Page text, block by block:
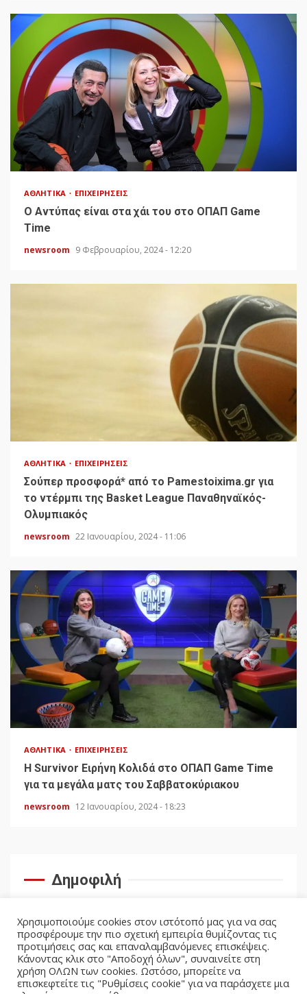
ΑΘΛΗΤΙΚΆ ΕΠΙΧΕΙΡΉΣΕΙΣ
Ο Αντύπας είναι στα χάι του στο ΟΠΑΠ Game
Time
newsroom 9 Φεβρουαρίου, 2024 - 12:20
ΑΘΛΗΤΙΚΆ ΕΠΙΧΕΙΡΉΣΕΙΣ
Σούπερ προσφορά* από το Pamestoixima.gr για
το ντέρμπι της Basket League Παναθηναϊκός-
Ολυμπιακός
newsroom 22 Ιανουαρίου, 2024 - 11:06
ΑΘΛΗΤΙΚΆ ΕΠΙΧΕΙΡΉΣΕΙΣ
Η Survivor Ειρήνη Κολιδά στο ΟΠΑΠ Game Time
για τα μεγάλα ματς του Σαββατοκύριακου
newsroom 12 Ιανουαρίου, 2024 - 18:23
Δημοφιλή
Χρησιμοποιούμε cookies στον ιστότοπό μας για να σας
προσφέρουμε την πιο σχετική εμπειρία θυμίζοντας τις
προτιμήσεις σας και επαναλαμβανόμενες επισκέψεις.
Κάνοντας κλικ στο "Αποδοχή όλων", συναινείτε στη
χρήση ΟΛΩΝ των cookies. Ωστόσο, μπορείτε να
επισκεφτείτε τις "Ρυθμίσεις cookie" για να παράσχετε μια